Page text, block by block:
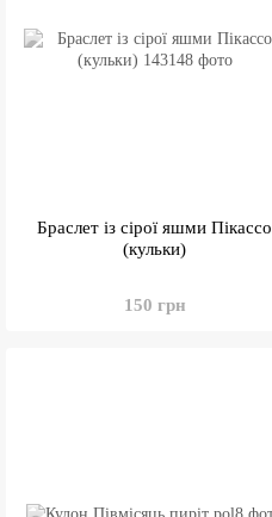
Браслет із сірої яшми Пікассо
(кульки)
150 грн